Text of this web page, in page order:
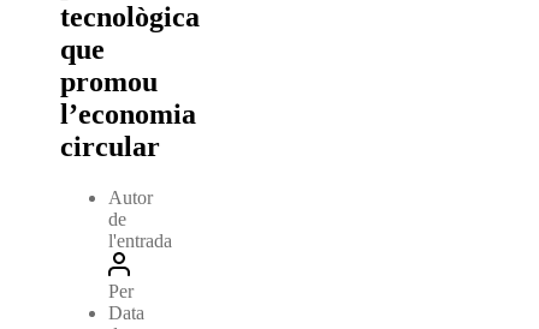
tecnològica
que
promou
l’economia
circular
Autor
de
l'entrada
Per
Data